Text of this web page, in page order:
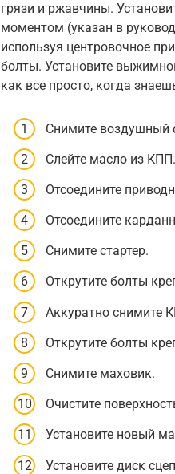
грязи и ржавчины.
моментом (указан в
используя центровочное
болты. Установите
как все просто, когда
Снимите воздушный
Слейте масло из КПП.
Отсоедините
Отсоедините
Снимите стартер.
Открутите болты
Аккуратно снимите
Открутите болты
Снимите маховик.
Очистите
Установите новый
Установите диск